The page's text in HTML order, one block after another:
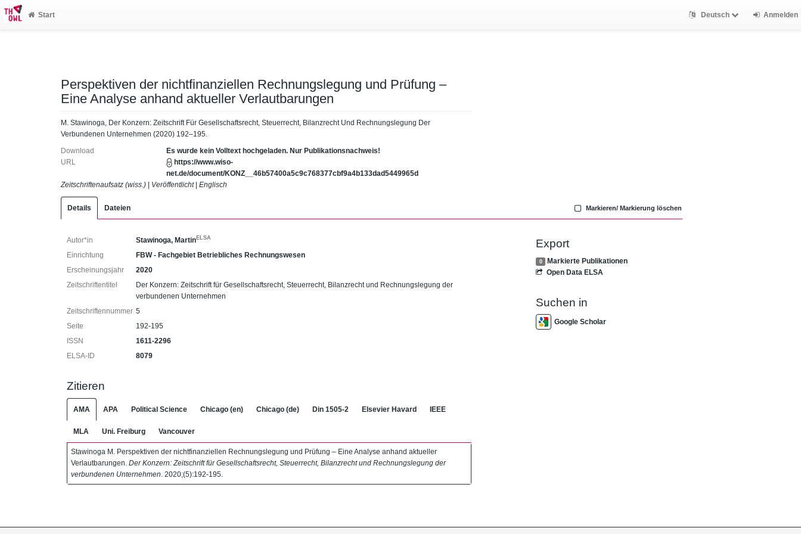
Start Deutsch Anmelden
Perspektiven der nichtfinanziellen Rechnungslegung und Prüfung –
Eine Analyse anhand aktueller Verlautbarungen
M. Stawinoga, Der Konzern: Zeitschrift Für Gesellschaftsrecht, Steuerrecht, Bilanzrecht Und Rechnungslegung Der
Verbundenen Unternehmen (2020) 192–195.
Download
Es wurde kein Volltext hochgeladen. Nur Publikationsnachweis!
URL
https://www.wiso-
net.de/document/KONZ__46b57400a5c9c768377cbf9a4b133dad5449965d
Zeitschriftenaufsatz (wiss.)
Veröffentlicht| Englisch
Details Dateien Markieren/ Markierung löschen
Autor*in Stawinoga, MartinELSA
Einrichtung
FBW - Fachgebiet Betriebliches Rechnungswesen
Erscheinungsjahr
2020
Zeitschriftentitel
Der Konzern: Zeitschrift für Gesellschaftsrecht, Steuerrecht, Bilanzrecht und Rechnungslegung der
verbundenen Unternehmen
Zeitschriftennummer 5
Seite
192-195
ISSN
1611-2296
ELSA-ID
8079
Zitieren
AMA APA Political Science Chicago (en) Chicago (de) Din 1505-2 Elsevier Havard IEEE
MLA Uni. Freiburg Vancouver
Stawinoga M. Perspektiven der nichtfinanziellen Rechnungslegung und Prüfung – Eine Analyse anhand aktueller
Verlautbarungen. Der Konzern: Zeitschrift für Gesellschaftsrecht, Steuerrecht, Bilanzrecht und Rechnungslegung der
verbundenen Unternehmen . 2020;(5):192-195.
Export
0
Markierte Publikationen
Open Data ELSA
Suchen in
Google Scholar